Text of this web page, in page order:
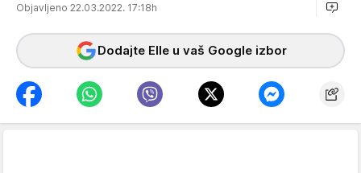
Objavljeno 22.03.2022. 17:18h
Dodajte Elle u vaš Google izbor